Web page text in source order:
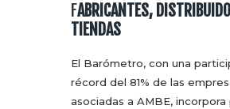
FABRICANTES,
TIENDAS
El Barómetro, con una
récord del 81% de las
asociadas a AMBE, incorpora